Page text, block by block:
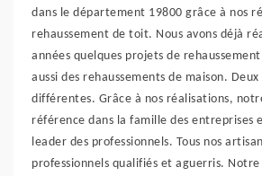
dans le département 19800 grâce à nos
rehaussement de toit. Nous avons déjà
années quelques projets de
aussi des rehaussements de maison.
différentes. Grâce à nos réalisations,
référence dans la famille des entreprises
leader des professionnels. Tous nos
professionnels qualifiés et aguerris.